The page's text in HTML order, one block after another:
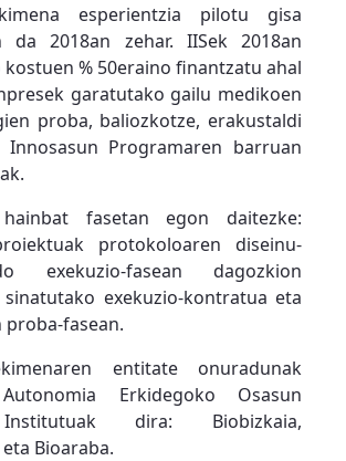
esperientzia pilotu gisa
da 2018an zehar. IISek 2018an
% 50eraino finantzatu ahal
garatutako gailu medikoen
proba, baliozkotze, erakustaldi
Innosasun Programaren barruan
fasetan egon daitezke:
protokoloaren diseinu-
exekuzio-fasean dagozkion
sinatutako exekuzio-kontratua eta
proba-fasean.
entitate onuradunak
Erkidegoko Osasun
dira: Biobizkaia,
Bioaraba.